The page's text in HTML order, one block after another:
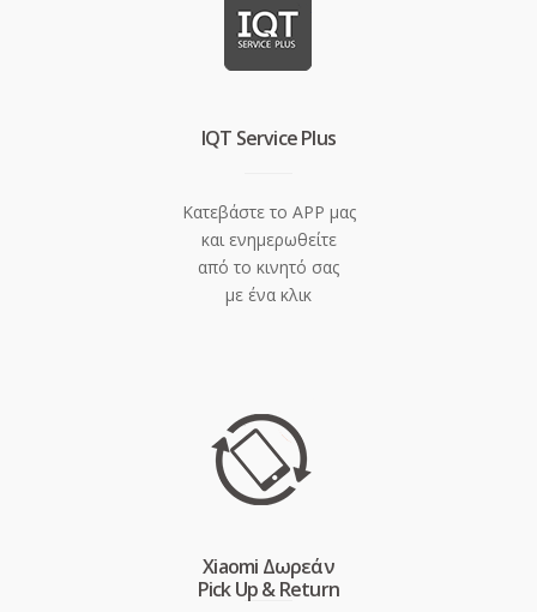
IQT Service Plus
Κατεβάστε το APP μας
και ενημερωθείτε
από το κινητό σας
με ένα κλικ
Xiaomi Δωρεάν
Pick Up & Return